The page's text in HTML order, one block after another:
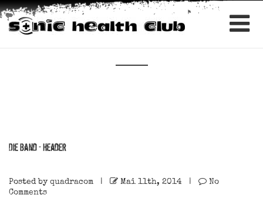
Die Band – Header
Posted byquadracom | Mai 11th, 2014 |
No
Comments